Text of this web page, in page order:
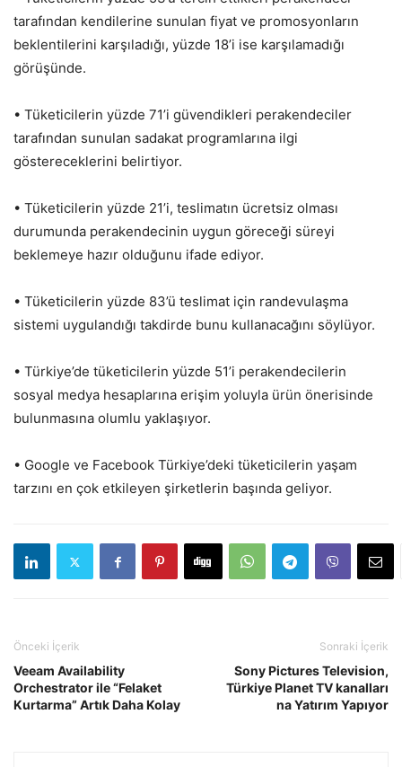
tarafından kendilerine sunulan fiyat ve promosyonların
beklentilerini karşıladığı, yüzde 18’i ise karşılamadığı
görüşünde.
• Tüketicilerin yüzde 71’i güvendikleri perakendeciler
tarafından sunulan sadakat programlarına ilgi
göstereceklerini belirtiyor.
• Tüketicilerin yüzde 21’i, teslimatın ücretsiz olması
durumunda perakendecinin uygun göreceği süreyi
beklemeye hazır olduğunu ifade ediyor.
• Tüketicilerin yüzde 83’ü teslimat için randevulaşma
sistemi uygulandığı takdirde bunu kullanacağını söylüyor.
• Türkiye’de tüketicilerin yüzde 51’i perakendecilerin
sosyal medya hesaplarına erişim yoluyla ürün önerisinde
bulunmasına olumlu yaklaşıyor.
• Google ve Facebook Türkiye’deki tüketicilerin yaşam
tarzını en çok etkileyen şirketlerin başında geliyor.
Önceki İçerik
Veeam Availability
Orchestrator ile “Felaket
Kurtarma” Artık Daha Kolay
Sonraki İçerik
Sony Pictures Television,
Türkiye Planet TV kanalları
na Yatırım Yapıyor